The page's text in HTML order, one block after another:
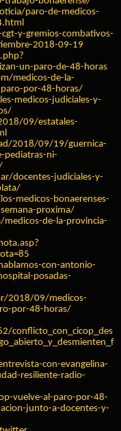
paro-de-medicos-
y-gremios-combativos-
2018-09-19
un-paro-de-48-horas
medicos-de-la-
paro-por-48-horas/
medicos-judiciales-y-
09/estatales-
2018/09/19/guernica-
pediatras-ni-
docentes-judiciales-y-
medicos-bonaerenses-
proxima/
de-la-provincia-
con-antonio-
posadas-
2018/09/medicos-
por-48-horas/
conflicto_con_cicop_des
con-evangelina-
resiliente-radio-
vuelve-al-paro-por-48-
junto-a-docentes-y-